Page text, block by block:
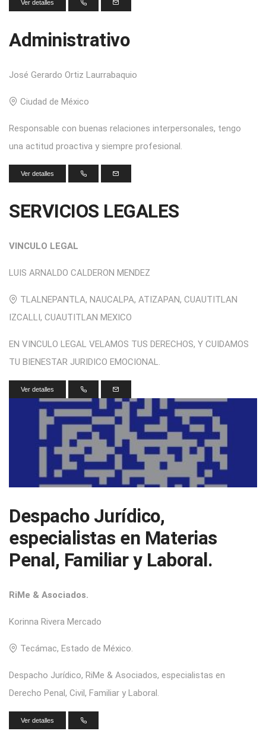
Ver detalles
Administrativo
José Gerardo Ortiz Laurrabaquio
Ciudad de México
Responsable con buenas relaciones interpersonales, tengo
una actitud proactiva y siempre profesional.
Ver detalles
SERVICIOS LEGALES
VINCULO LEGAL
LUIS ARNALDO CALDERON MENDEZ
TLALNEPANTLA, NAUCALPA, ATIZAPAN, CUAUTITLAN
IZCALLI, CUAUTITLAN MEXICO
EN VINCULO LEGAL VELAMOS TUS DERECHOS, Y CUIDAMOS
TU BIENESTAR JURIDICO EMOCIONAL.
Ver detalles
Despacho Jurídico,
especialistas en Materias
Penal, Familiar y Laboral.
RiMe & Asociados.
Korinna Rivera Mercado
Tecámac, Estado de México.
Despacho Jurídico, RiMe & Asociados, especialistas en
Derecho Penal, Civil, Familiar y Laboral.
Ver detalles